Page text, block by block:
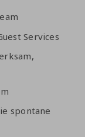
Services
spontane